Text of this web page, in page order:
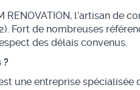
RENOVATION, l’artisan
Fort de nombreuses
des délais convenus.
?
une entreprise